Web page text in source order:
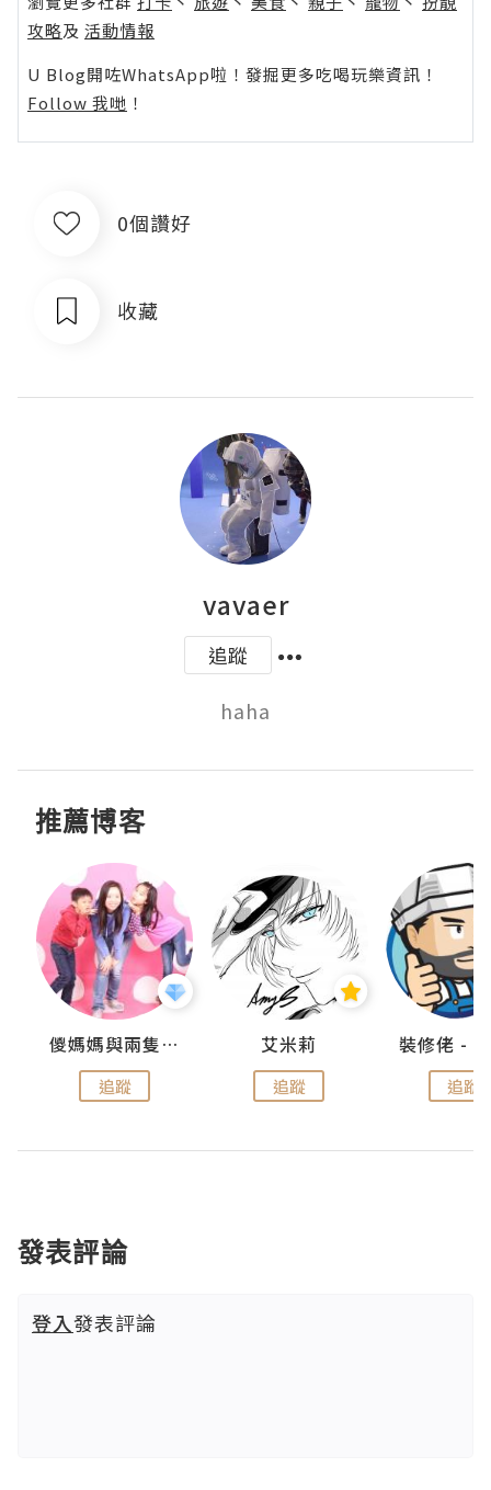
攻略及 活動情報
U Blog開咗WhatsApp啦！發掘更多吃喝玩樂資訊！
Follow 我哋 ！
0個讚好
收藏
vavaer
追蹤
haha
推薦博客
儍媽媽與兩隻小魔怪之家
追蹤
艾米莉
追蹤 追蹤
發表評論
登入發表評論